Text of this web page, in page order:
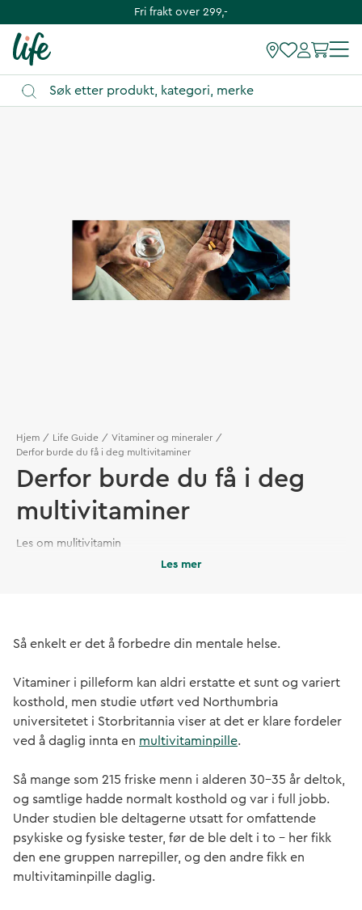
Fri frakt over 299,-
Hjem Life Guide
Vitaminer og mineraler
Derfor burde du få i deg multivitaminer
Derfor burde du få i deg
multivitaminer
Les om mulitivitamin
Les mer
Så enkelt er det å forbedre din mentale helse.
Vitaminer i pilleform kan aldri erstatte et sunt og variert
kosthold, men studie utført ved Northumbria
universitetet i Storbritannia viser at det er klare fordeler
ved å daglig innta en multivitaminpille.
Så mange som 215 friske menn i alderen 30-35 år deltok,
og samtlige hadde normalt kosthold og var i full jobb.
Under studien ble deltagerne utsatt for omfattende
psykiske og fysiske tester, før de ble delt i to – her fikk
den ene gruppen narrepiller, og den andre fikk en
multivitaminpille daglig.